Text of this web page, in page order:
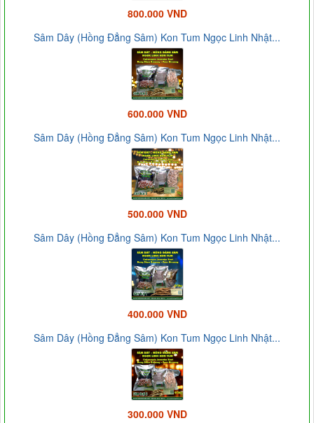
800.000 VND
Sâm Dây (Hồng Đẳng Sâm) Kon Tum Ngọc Linh Nhật...
600.000 VND
Sâm Dây (Hồng Đẳng Sâm) Kon Tum Ngọc Linh Nhật...
500.000 VND
Sâm Dây (Hồng Đẳng Sâm) Kon Tum Ngọc Linh Nhật...
400.000 VND
Sâm Dây (Hồng Đẳng Sâm) Kon Tum Ngọc Linh Nhật...
300.000 VND